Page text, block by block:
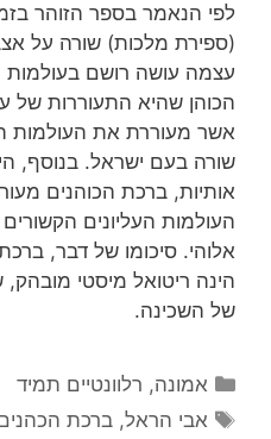
לפי הנאמר בספר הזוהר
(ספירת מלכות) שורה על
עצמה עושה רושם בעולמות
הכוהן שהיא התעוררות של
אשר מעוררת את העולמות
שורה בעם ישראל. בנוסף,
אותיות, ברכת הכוהנים
העולמות העליונים
אלוהי. סיכומו של דבר,
הינה ריטואל מיסטי
של השכינה.
קטגוריות
אמונה, רלוונטיים תמיד
תגיות
אבי הראל,ברכת